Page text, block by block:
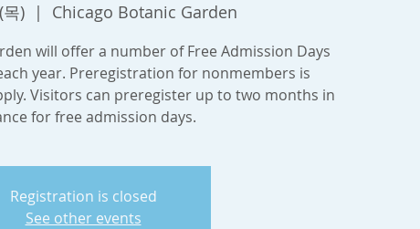
)
  |
Chicago Botanic Garden
will offer a number of Free Admission Days
year. Preregistration for nonmembers is
Visitors can preregister up to two months in
for free admission days.
Registration is closed
See other events